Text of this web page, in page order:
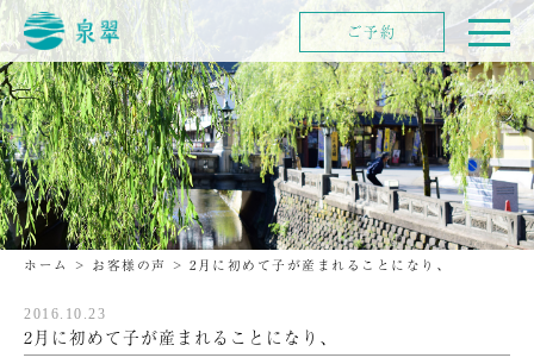
ホーム > お客様の声 > 2月に初めて子が産まれることになり、
2016.10.23
2月に初めて子が産まれることになり、
ご予約